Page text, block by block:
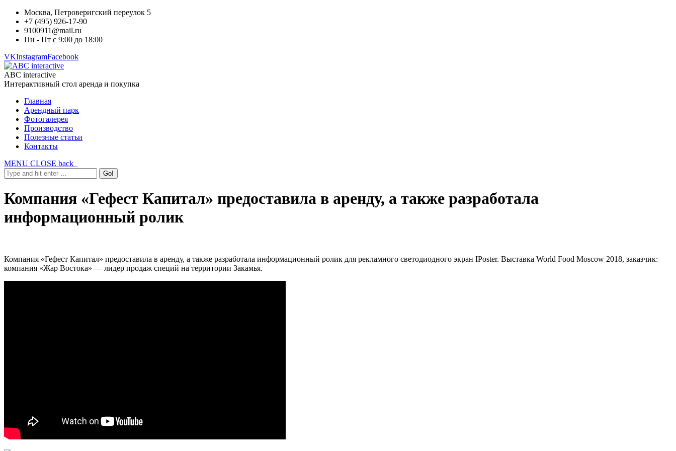
Москва, Петроверигский переулок 5
+7 (495) 926-17-90
9100911@mail.ru
Пн - Пт с 9:00 до 18:00
VKInstagramFacebook
ABC interactive
Интерактивный стол аренда и покупка
Главная
Арендный парк
Фотогалерея
Производство
Полезные статьи
Контакты
MENU CLOSE back
Компания «Гефест Капитал» предоставила в аренду, а также разработала
информационный ролик
Компания «Гефест Капитал» предоставила в аренду, а также разработала информационный ролик для рекламного светодиодного экран IPoster. Выставка World Food Moscow 2018, заказчик:
компания «Жар Востока» — лидер продаж специй на территории Закамья.